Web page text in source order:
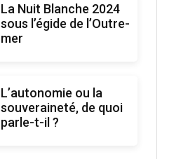
La Nuit Blanche 2024
sous l’égide de l’Outre-
mer
L’autonomie ou la
souveraineté, de quoi
parle-t-il ?